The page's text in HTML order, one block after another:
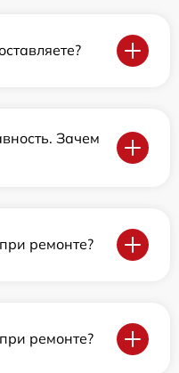
Зачем
ремонте?
ремонте?